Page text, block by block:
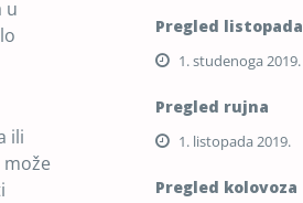
u
ili
Pregled listopada
1. studenoga 2019.
Pregled rujna
1. listopada 2019.
Pregled kolovoza